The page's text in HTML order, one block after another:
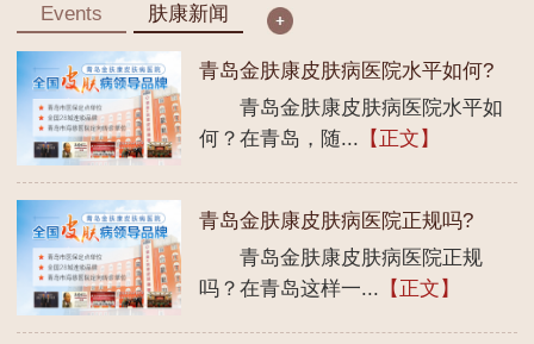
Events 肤康新闻
青岛金肤康皮肤病医院水平如何?
青岛金肤康皮肤病医院水平如
何？在青岛，随... 【正文】
青岛金肤康皮肤病医院正规吗?
青岛金肤康皮肤病医院正规
吗？在青岛这样一... 【正文】